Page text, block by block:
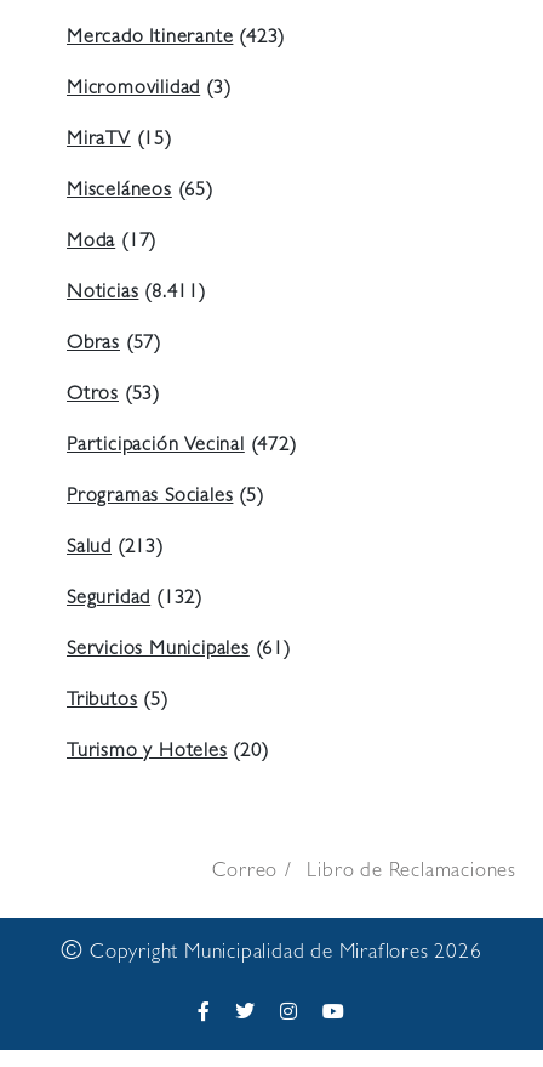
Mercado Itinerante(423)
Micromovilidad(3)
MiraTV(15)
Misceláneos(65)
Moda(17)
Noticias(8.411)
Obras (57)
Otros (53)
Participación Vecinal(472)
Programas Sociales(5)
Salud (213)
Seguridad(132)
Servicios Municipales(61)
Tributos(5)
Turismo y Hoteles(20)
Correo Libro de Reclamaciones
© Copyright Municipalidad de Miraflores 2026